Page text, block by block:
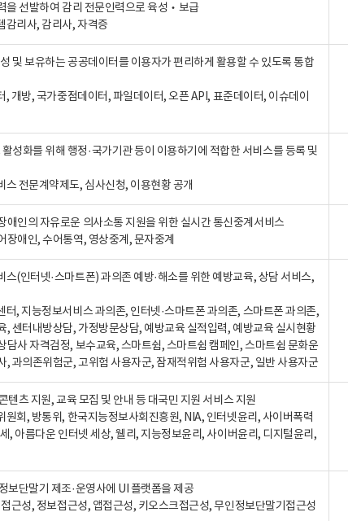
을 선발하여 감리 전문인력으로 육성‧보급
감리사, 감리사, 자격증
및 보유하는 공공데이터를 이용자가 편리하게 활용할 수 있도록 통합
, 개방, 국가중점데이터, 파일데이터, 오픈 API, 표준데이터, 이슈데이
성화를 위해 행정·국가기관 등이 이용하기에 적합한 서비스를 등록 및
스 전문계약제도, 심사신청, 이용현황 공개
인의 자유로운 의사소통 지원을 위한 실시간 통신중계서비스
애인, 수어통역, 영상중계, 문자중계
스(인터넷·스마트폰) 과의존 예방·해소를 위한 예방교육, 상담 서비스,
터, 지능정보서비스 과의존, 인터넷·스마트폰 과의존, 스마트폰 과의존,
, 센터내방상담, 가정방문상담, 예방교육 실적입력, 예방교육 실시현황
담사 자격검정, 보수교육, 스마트쉼, 스마트쉼 캠페인, 스마트쉼 문화운
, 과의존위험군, 고위험 사용자군, 잠재적위험 사용자군, 일반 사용자군
텐츠 지원, 교육 모집 및 안내 등 대국민 지원 서비스 지원
원회, 방통위, 한국지능정보사회진흥원, NIA, 인터넷윤리, 사이버폭력
, 아름다운 인터넷 세상, 웰리, 지능정보윤리, 사이버윤리, 디지털윤리,
보단말기 제조·운영사에 UI 플랫폼을 제공
근성, 정보접근성, 앱접근성, 키오스크접근성, 무인정보단말기접근성